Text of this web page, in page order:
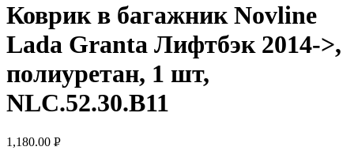
Коврик в багажник Novline
Lada Granta Лифтбэк 2014->,
полиуретан, 1 шт,
NLC.52.30.B11
1,180.00 Р